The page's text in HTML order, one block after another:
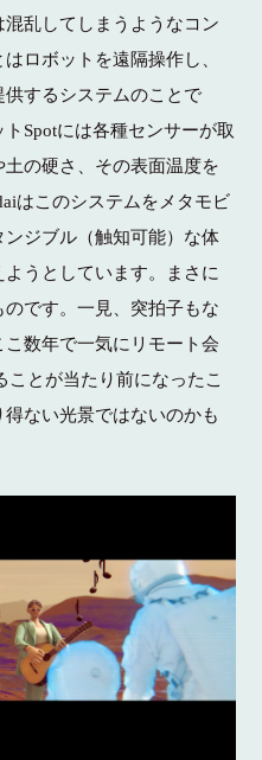
乱してしまうようなコン
ロボットを遠隔操作し、
するシステムのことで
Spotには各種センサーが取
の硬さ、その表面温度を
はこのシステムをメタモビ
ジブル（触知可能）な体
うとしています。まさに
です。一見、突拍子もな
数年で一気にリモート会
ことが当たり前になったこ
ない光景ではないのかも